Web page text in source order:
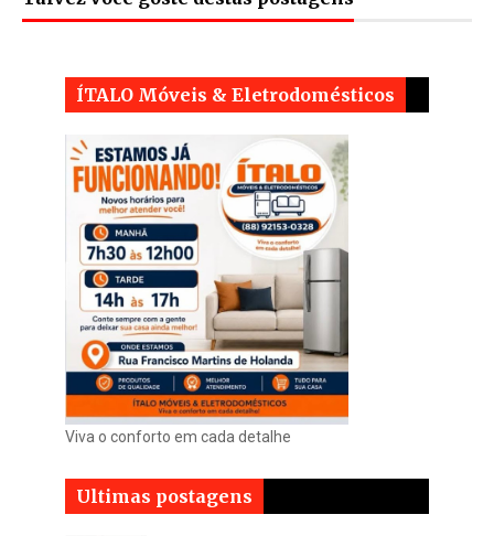
ÍTALO Móveis & Eletrodomésticos
Viva o conforto em cada detalhe
Ultimas postagens